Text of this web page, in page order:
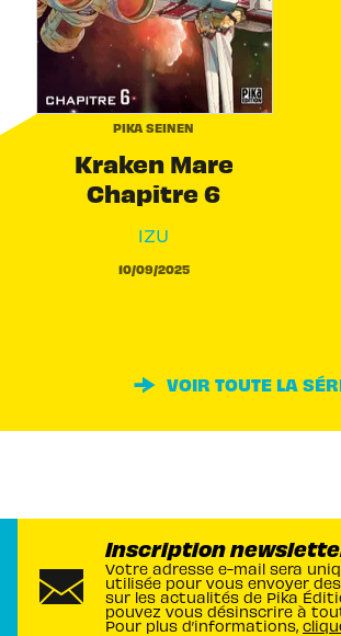
PIKA SEINEN
Kraken Mare
Chapitre 6
IZU
10/09/2025
VOIR TOUTE LA
Inscription
Votre adresse e-mail sera
utilisée pour vous envoyer
sur les actualités de Pika
pouvez vous désinscrire à
Pour plus d’informations,